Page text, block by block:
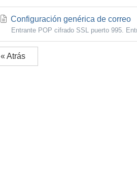
Configuración genérica de correo
Entrante POP cifrado SSL puerto 995.
« Atrás